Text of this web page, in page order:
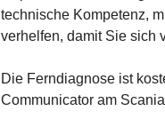
technische Kompetenz,
verhelfen, damit Sie sich
Die Ferndiagnose ist
Communicator am